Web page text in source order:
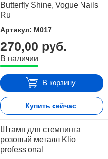
Butterfly Shine, Vogue Nails
Ru
Артикул: M017
270,00 руб.
В наличии
В корзину
Купить сейчас
Штамп для стемпинга
розовый металл Klio
professional